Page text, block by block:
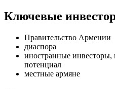
Ключевые
Правительство Армении
диаспора
иностранные
потенциал
местные армяне